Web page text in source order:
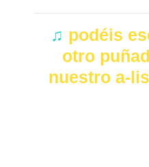
♫ podéis
otro
nuestro a-